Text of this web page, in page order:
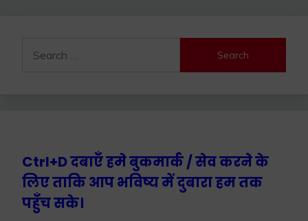
for:
Ctrl+D दबाएँ हमे बुकमार्क / सेव करने के
लिए ताकि आप भविष्य में दुबारा हम तक
पहुँच सके।